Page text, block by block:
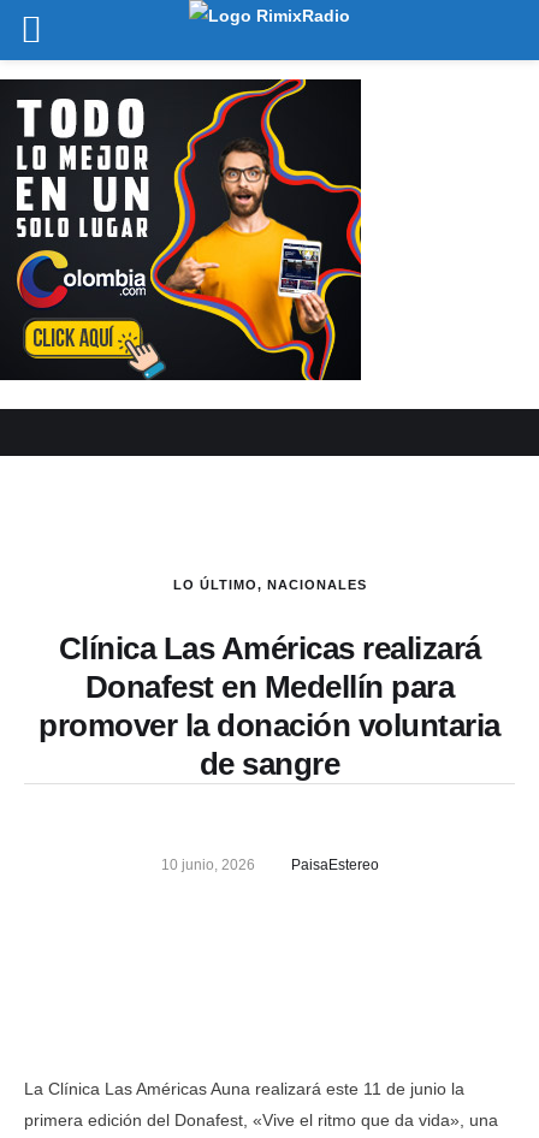
LO ÚLTIMO, NACIONALES
Clínica Las Américas realizará
Donafest en Medellín para
promover la donación voluntaria
de sangre
10 junio, 2026 PaisaEstereo
La Clínica Las Américas Auna realizará este 11 de junio la
primera edición del Donafest, «Vive el ritmo que da vida», una